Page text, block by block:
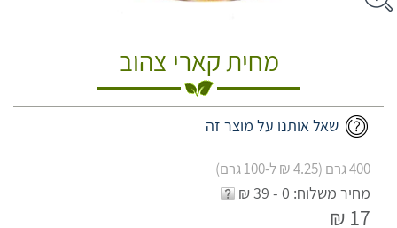
מחית קארי צהוב
שאל אותנו על מוצר זה
400 גרם (4.25 ₪ ל-100 גרם)
מחיר משלוח: 0 - 39 ₪
17 ₪